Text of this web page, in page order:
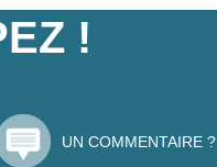
!
UN COMMENTAIRE ?